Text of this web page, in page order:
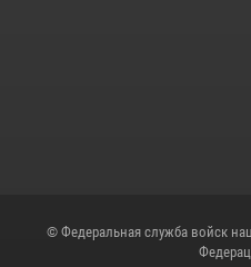
© Федеральная служба войск